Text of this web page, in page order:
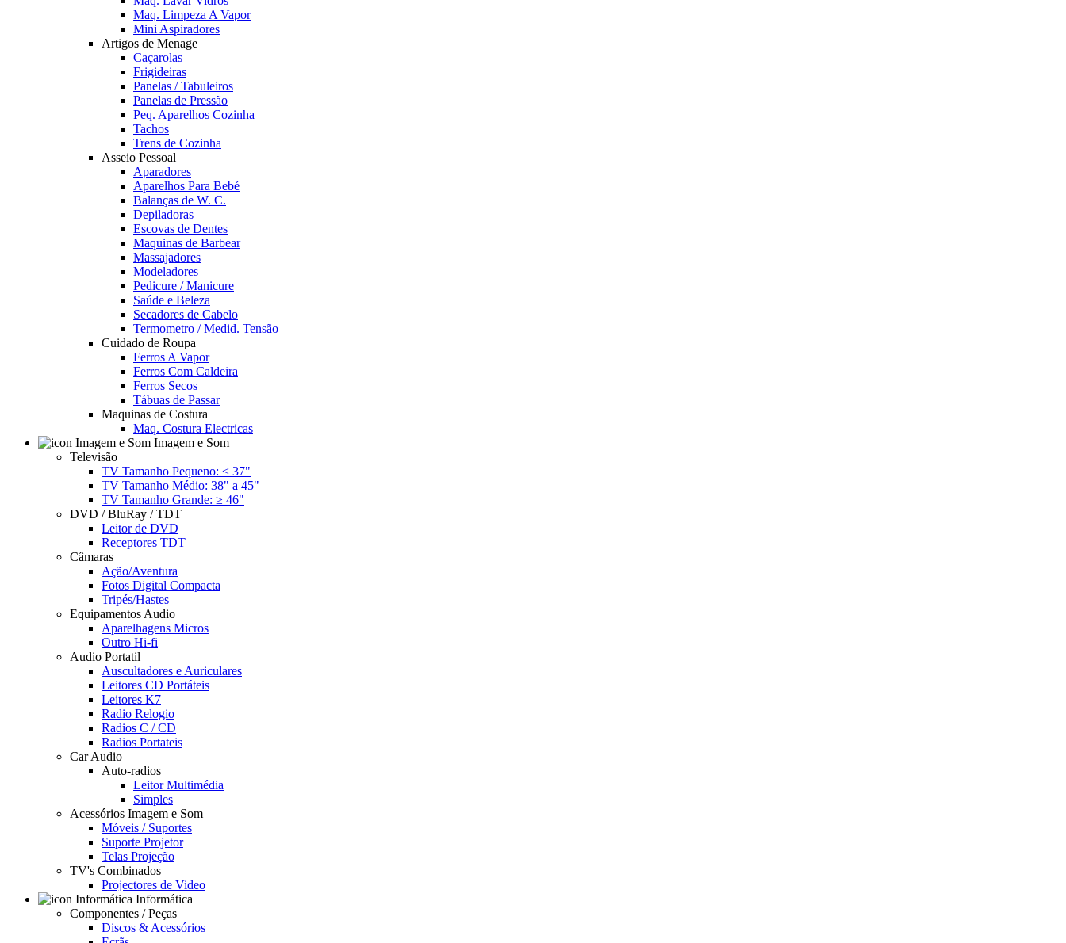
Maq. Limpeza A Vapor
Mini Aspiradores
Artigos de Menage
Caçarolas
Frigideiras
Panelas / Tabuleiros
Panelas de Pressão
Peq. Aparelhos Cozinha
Tachos
Trens de Cozinha
Asseio Pessoal
Aparadores
Aparelhos Para Bebé
Balanças de W. C.
Depiladoras
Escovas de Dentes
Maquinas de Barbear
Massajadores
Modeladores
Pedicure / Manicure
Saúde e Beleza
Secadores de Cabelo
Termometro / Medid. Tensão
Cuidado de Roupa
Ferros A Vapor
Ferros Com Caldeira
Ferros Secos
Tábuas de Passar
Maquinas de Costura
Maq. Costura Electricas
Imagem e Som
Televisão
TV Tamanho Pequeno: ≤ 37"
TV Tamanho Médio: 38" a 45"
TV Tamanho Grande: ≥ 46"
DVD / BluRay / TDT
Leitor de DVD
Receptores TDT
Câmaras
Ação/Aventura
Fotos Digital Compacta
Tripés/Hastes
Equipamentos Audio
Aparelhagens Micros
Outro Hi-fi
Audio Portatil
Auscultadores e Auriculares
Leitores CD Portáteis
Leitores K7
Radio Relogio
Radios C / CD
Radios Portateis
Car Audio
Auto-radios
Leitor Multimédia
Simples
Acessórios Imagem e Som
Móveis / Suportes
Suporte Projetor
Telas Projeção
TV's Combinados
Projectores de Video
Informática
Componentes / Peças
Discos & Acessórios